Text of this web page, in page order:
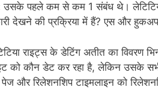
उसके पहले कम से कम 1 संबंध थे। लेटिटिया
देखने की प्रक्रिया में हैं? एस और
राइट्स के डेटिंग अतीत का विवरण
को कौन डेट कर रहा है, लेकिन उसके
पेज और रिलेशनशिप टाइमलाइन को